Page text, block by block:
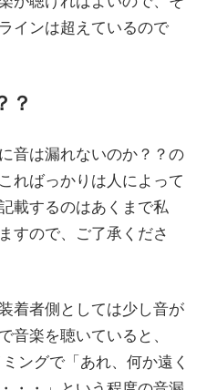
インは超えているので
？
音は漏れないのか？？の
ればっかりは人によって
載するのはあくまで私
すので、ご了承くださ
着者側としては少し音が
音楽を聴いていると、
ングで「あれ、何か遠く